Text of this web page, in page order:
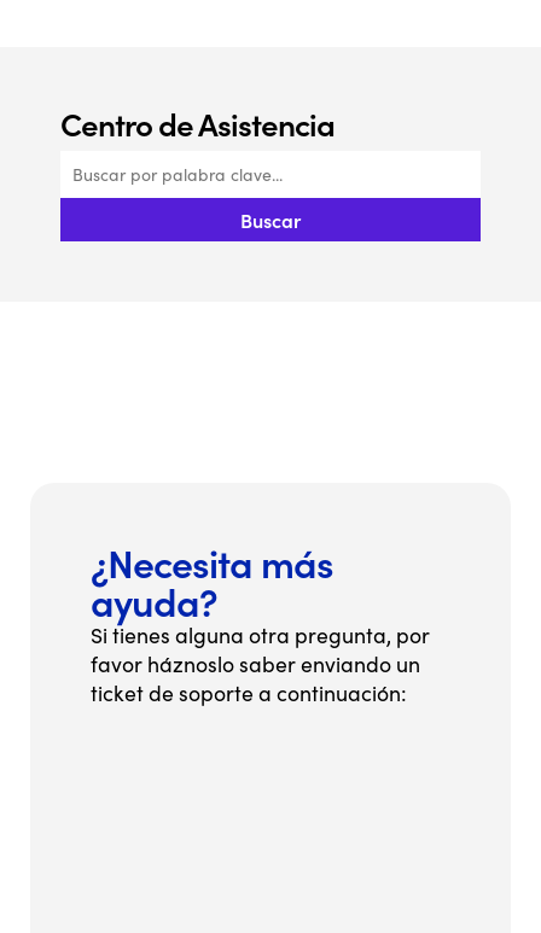
Centro de Asistencia​
Buscar
¿Necesita más
ayuda?
Si tienes alguna otra pregunta, por
favor háznoslo saber enviando un
ticket de soporte a continuación: